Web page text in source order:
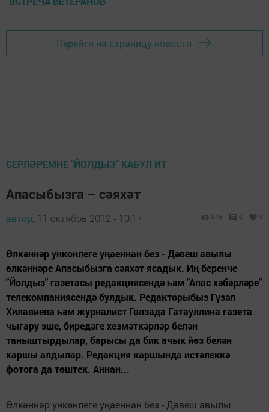
Перейти на страницу новости
СЕРЛӘРЕМНЕ "ЙОЛДЫЗ" КАБУЛ ИТ
Апасыбызга – сәяхәт
автор, 11 октябрь 2012 - 10:17 845 0 0
Өлкәннәр ункөнлеге уңаеннан без - Дәвеш авылы
өлкәннәре Апасыбызга сәяхәт ясадык. Иң беренче
"Йолдыз" газетасы редакциясендә һәм "Апас хәбәрләре"
телекомпаниясендә булдык. Редакторыбыз Гүзәл
Хилавиева һәм журналист Гөлзада Гатауллина газета
чыгару эше, биредәге хезмәткәрләр белән
таныштырдылар, барысы да бик ачык йөз белән
каршы алдылар. Редакция каршында истәлеккә
фотога да төштек. Аннан...
Өлкәннәр ункөнлеге уңаеннан без - Дәвеш авылы